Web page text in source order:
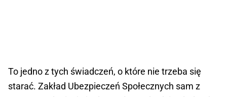
To jedno z tych świadczeń, o które nie trzeba się
starać. Zakład Ubezpieczeń Społecznych sam z